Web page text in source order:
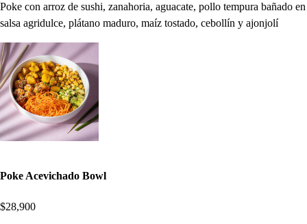
Poke con arroz de sushi, zanahoria, aguacate, pollo tempura bañado en
salsa agridulce, plátano maduro, maíz tostado, cebollín y ajonjolí
Poke Acevichado Bowl
$28,900